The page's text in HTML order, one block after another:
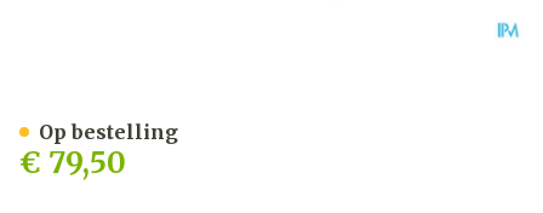
€ 79,50
Op bestelling